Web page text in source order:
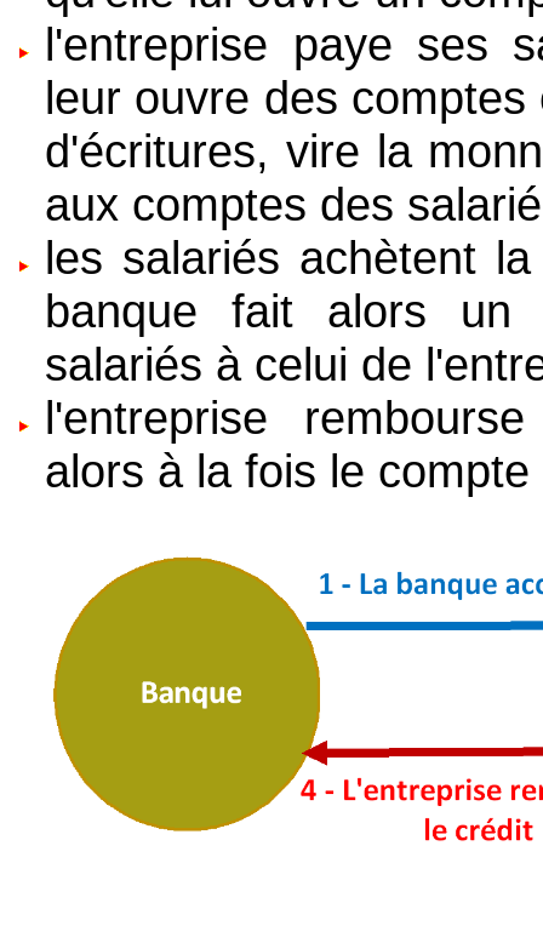
l'entreprise paye ses
leur ouvre des
d'écritures, vire la
aux comptes des
les salariés achètent
banque fait alors un
salariés à celui de
l'entreprise
alors à la fois le